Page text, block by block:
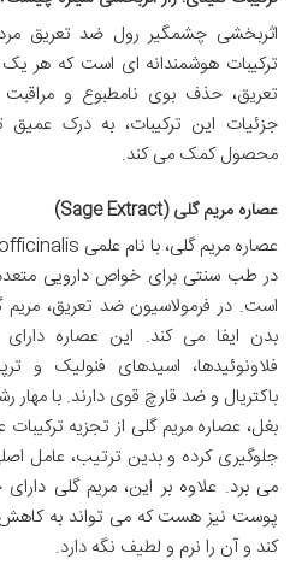
اثربخشی چشمگیر رول ضد تعریق
ترکیبات هوشمندانه ای است که هر
تعریق، حذف بوی نامطبوع و
جزئیات این ترکیبات، به درک عمیق
محصول کمک می کند.
عصاره مریم گلی (Sage Extract)
عصاره مریم گلی، با نام علمی
در طب سنتی برای خواص دارویی
است. در فرمولاسیون ضد تعریق،
بدن ایفا می کند. این عصاره دارای
فلاونوئیدها، اسیدهای فنولیک و
باکتریال وضد قارچ قوی دارند. با مهار
بغل، عصاره مریم گلی از تجزیه
جلوگیری کرده و بدین ترتیب، عامل
می برد. علاوه بر این، مریم گلی
پوست نیز هست که می تواند به
کند و آن را نرم و لطیف نگه دارد.